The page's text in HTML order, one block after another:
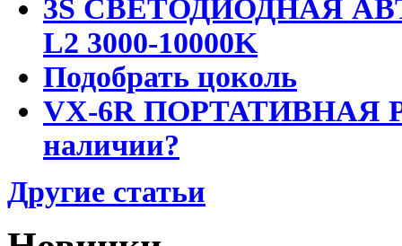
3S СВЕТОДИОДНАЯ
L2 3000-10000K
Подобрать цоколь
VX-6R ПОРТАТИВНАЯ
наличии?
Другие статьи